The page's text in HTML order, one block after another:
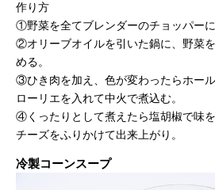
作り方
①野菜を全てブレンダーのチョッパーに
②オリーブオイルを引いた鍋に、野菜
める。
③ひき肉を加え、色が変わったらホール
ローリエを入れて中火で煮込む。
④くったりとして煮えたら塩胡椒で味
チーズをふりかけて出来上がり。
冷製コーンスープ